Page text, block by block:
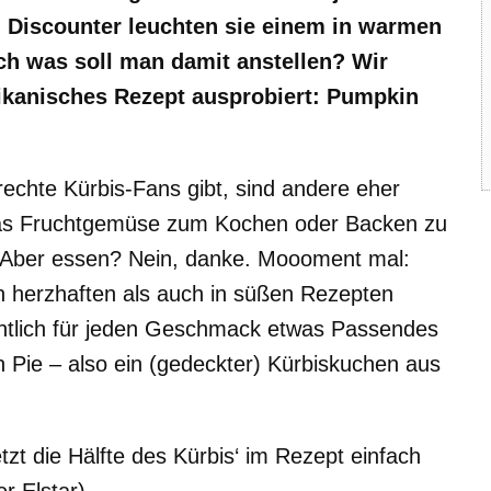
leuchten sie einem in warmen
was soll man damit anstellen? Wir
Rezept ausprobiert: Pumpkin
Kürbis-Fans gibt, sind andere eher
Fruchtgemüse zum Kochen oder Backen zu
essen? Nein, danke. Moooment mal:
herzhaften als auch in süßen Rezepten
für jeden Geschmack etwas Passendes
– also ein (gedeckter) Kürbiskuchen aus
die Hälfte des Kürbis‘ im Rezept einfach